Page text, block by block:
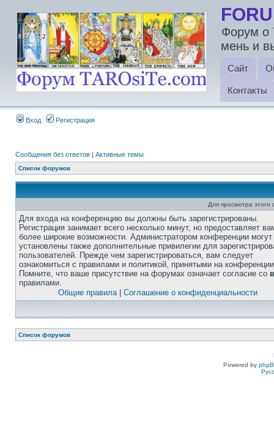
Форум о
мень и
Сайт
Контакты
Вход Регистрация
Сообщения без ответов | Активные темы
Список форумов
Для просмотра
Для входа на конференцию вы должны быть зарегистрированы.
Регистрация занимает всего несколько минут, но предоставляет
более широкие возможности. Администратором конференции
установлены также дополнительные привилегии для
пользователей. Прежде чем зарегистрироваться, вам следует
ознакомиться с правилами и политикой, принятыми на
Помните, что ваше присутствие на форумах означает согласие со
правилами.
Общие правила| Соглашение о конфиденциальности
Список форумов
Powered by